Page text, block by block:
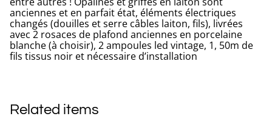
anciennes et en parfait état, éléments électriques
changés (douilles et serre câbles laiton, fils), livrées
avec 2 rosaces de plafond anciennes en porcelaine
blanche (à choisir), 2 ampoules led vintage, 1, 50m de
fils tissus noir et nécessaire d’installation
Related items